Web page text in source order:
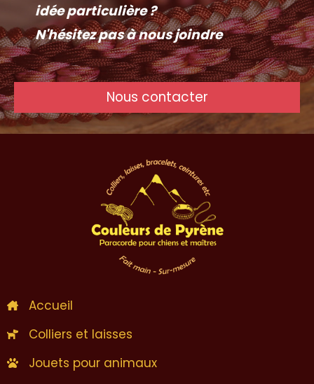
idée particulière ?
N'hésitez pas à nous joindre
Nous contacter
Accueil
Colliers et laisses
Jouets pour animaux